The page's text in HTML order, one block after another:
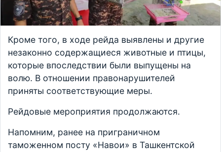
Кроме того, в ходе рейда выявлены и другие
незаконно содержащиеся животные и птицы,
которые впоследствии были выпущены на
волю. В отношении правонарушителей
приняты соответствующие меры.
Рейдовые мероприятия продолжаются.
Напомним, ранее на приграничном
таможенном посту «Навои» в Ташкентской